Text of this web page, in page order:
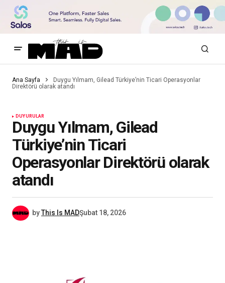
Ana Sayfa
Duygu Yılmam, Gilead Türkiye’nin Ticari Operasyonlar
Direktörü olarak atandı
DUYURULAR
Duygu Yılmam, Gilead
Türkiye’nin Ticari
Operasyonlar Direktörü olarak
atandı
byThis Is MADŞubat 18, 2026